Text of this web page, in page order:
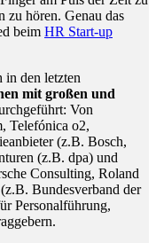
zu hören. Genau das
beim HR Start-up
in den letzten
mit großen und
Von
Telefónica o2,
(z.B. Bosch,
(z.B. dpa) und
Consulting, Roland
Bundesverband der
Personalführung,